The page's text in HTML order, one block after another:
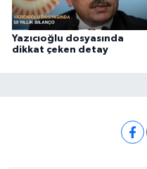
Yazıcıoğlu dosyasında
dikkat çeken detay